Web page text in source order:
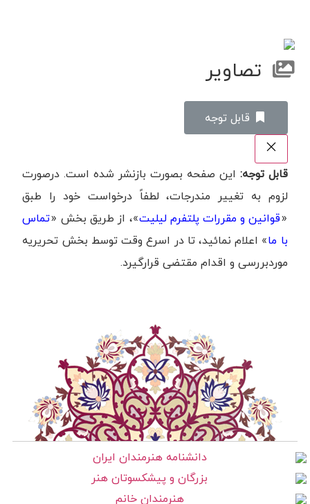
تصاویر
‌قابل توجه
قابل توجه: این صفحه بصورت بازنشر شده است. درصورت
لزوم به تغییر مندرجات، لطفاً درخواست خود را طبق
«قوانین و مقررات پلتفرم لیلیت»، از طریق بخش «تماس
با ما» اعلام نمائید، تا در اسرع وقت توسط بخش تحریریه
موردبررسی و اقدام مقتضی قرارگیرد.